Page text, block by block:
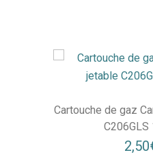
Cartouche de gaz
C206GLS